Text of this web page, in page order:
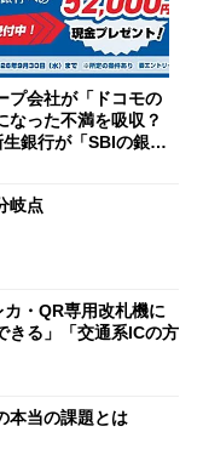
プ会社が「ドコモの
なった不満を吸収？
銀行が「SBIの銀
岐点
・QR専用改札機に
る」「交通系ICの方
本当の課題とは